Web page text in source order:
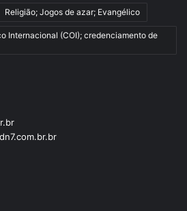
Religião; Jogos de azar; Evangélico
Internacional (COI); credenciamento de